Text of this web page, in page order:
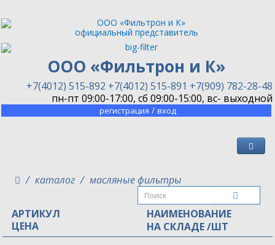
официальный представитель
ООО «Фильтрон и К»
+7(4012) 515-892 +7(4012) 515-891 +7(909) 782-28-48
пн-пт 09:00-17:00, сб 09:00-15:00, вс- выходной
регистрация / вход
каталог масляные фильтры
АРТИКУЛ
НАИМЕНОВАНИЕ
ЦЕНА
НА СКЛАДЕ /ШТ